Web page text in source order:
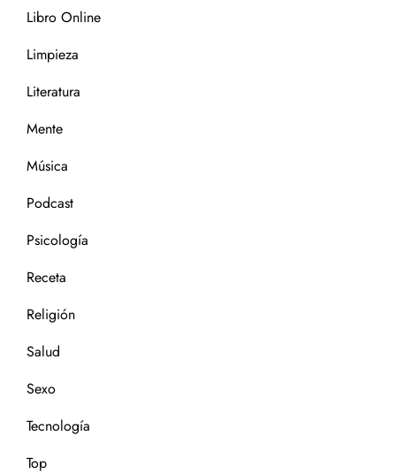
Libro Online
Limpieza
Literatura
Mente
Música
Podcast
Psicología
Receta
Religión
Salud
Sexo
Tecnología
Top